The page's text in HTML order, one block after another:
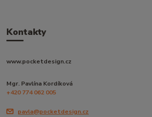
Kontakty
www.pocketdesign.cz
Mgr. Pavlína Kordíková
+420 774 062 005
pavla@pocketdesign.cz